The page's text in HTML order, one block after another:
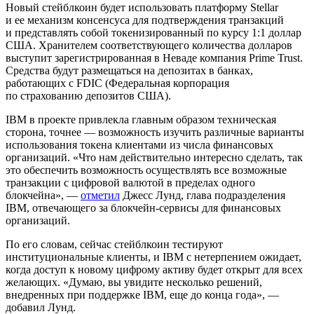
Новый стейблкоин будет использовать платформу Stellar
и ее механизм консенсуса для подтверждения транзакций
и представлять собой токенизированный по курсу 1:1 доллар
США. Хранителем соответствующего количества долларов
выступит зарегистрированная в Неваде компания Prime Trust.
Средства будут размещаться на депозитах в банках,
работающих с FDIC (Федеральная корпорация
по страхованию депозитов США).
IBM в проекте привлекла главным образом техническая
сторона, точнее — возможность изучить различные варианты
использования токена клиентами из числа финансовых
организаций. «Что нам действительно интересно сделать, так
это обеспечить возможность осуществлять все возможные
транзакции с цифровой валютой в пределах одного
блокчейна», — отметил Джесс Лунд, глава подразделения
IBM, отвечающего за блокчейн-сервисы для финансовых
организаций.
По его словам, сейчас стейблкоин тестируют
институциональные клиенты, и IBM с нетерпением ожидает,
когда доступ к новому цифрому активу будет открыт для всех
желающих. «Думаю, вы увидите несколько решений,
внедренных при поддержке IBM, еще до конца года», —
добавил Лунд.